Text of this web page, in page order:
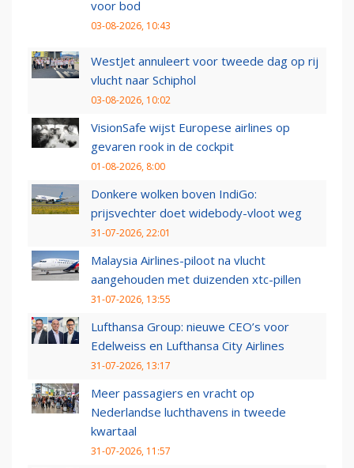
voor bod
03-08-2026, 10:43
WestJet annuleert voor tweede dag op rij
vlucht naar Schiphol
03-08-2026, 10:02
VisionSafe wijst Europese airlines op
gevaren rook in de cockpit
01-08-2026, 8:00
Donkere wolken boven IndiGo:
prijsvechter doet widebody-vloot weg
31-07-2026, 22:01
Malaysia Airlines-piloot na vlucht
aangehouden met duizenden xtc-pillen
31-07-2026, 13:55
Lufthansa Group: nieuwe CEO’s voor
Edelweiss en Lufthansa City Airlines
31-07-2026, 13:17
Meer passagiers en vracht op
Nederlandse luchthavens in tweede
kwartaal
31-07-2026, 11:57